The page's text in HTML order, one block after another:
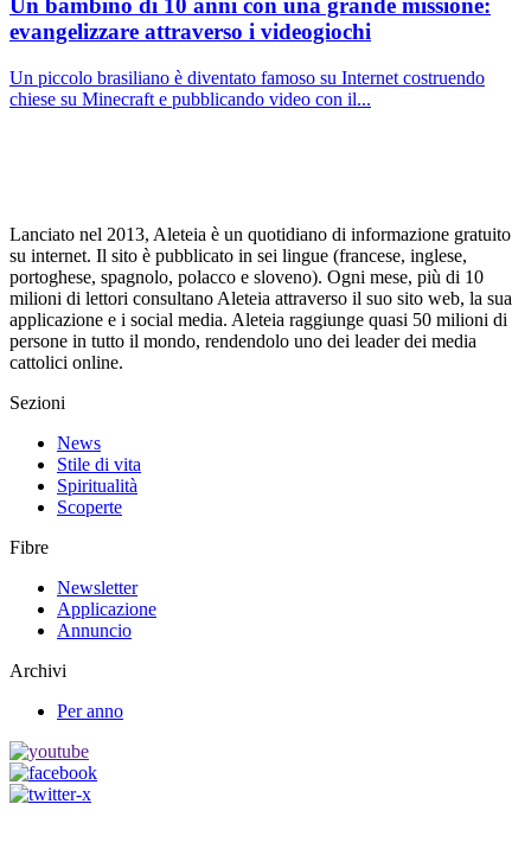
Un bambino di 10 anni con una grande missione:
evangelizzare attraverso i videogiochi
Un piccolo brasiliano è diventato famoso su Internet costruendo
chiese su Minecraft e pubblicando video con il...
Lanciato nel 2013, Aleteia è un quotidiano di informazione gratuito
su internet. Il sito è pubblicato in sei lingue (francese, inglese,
portoghese, spagnolo, polacco e sloveno). Ogni mese, più di 10
milioni di lettori consultano Aleteia attraverso il suo sito web, la sua
applicazione e i social media. Aleteia raggiunge quasi 50 milioni di
persone in tutto il mondo, rendendolo uno dei leader dei media
cattolici online.
Sezioni
News
Stile di vita
Spiritualità
Scoperte
Fibre
Newsletter
Applicazione
Annuncio
Archivi
Per anno